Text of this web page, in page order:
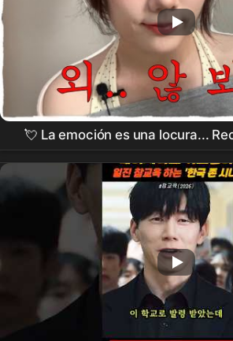
💘 La emoción es una locura...
de dramas románticos de Netflix